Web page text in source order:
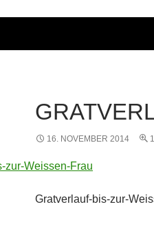
16. NOVEMBER 2014
Gratverlauf-bis-zur-